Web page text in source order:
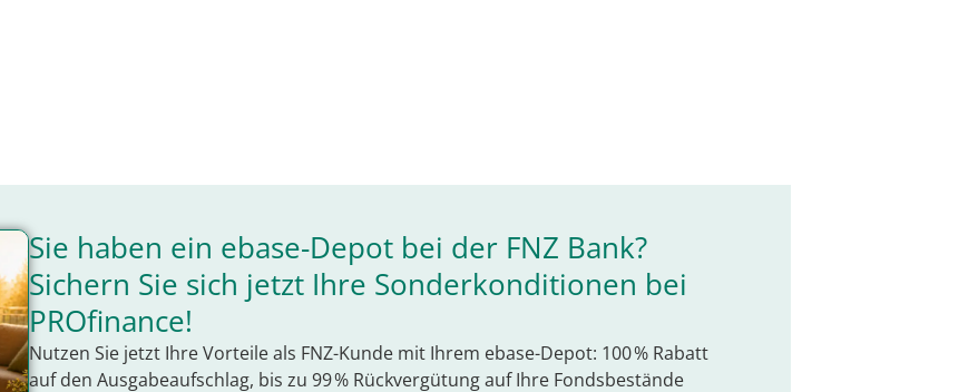
Sie haben ein ebase-Depot bei der FNZ Bank?
Sichern Sie sich jetzt Ihre Sonderkonditionen bei
PROfinance!
Nutzen Sie jetzt Ihre Vorteile als FNZ-Kunde mit Ihrem ebase-Depot: 100 % Rabatt
auf den Ausgabeaufschlag, bis zu 99 % Rückvergütung auf Ihre Fondsbestände